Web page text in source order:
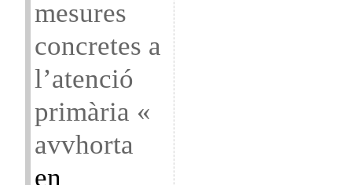
mesures
concretes a
l’atenció
primària «
avvhorta
en